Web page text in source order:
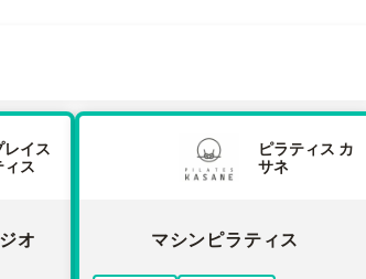
レイス
ィス
オ
ピラティス カ
サネ
マシンピラティス